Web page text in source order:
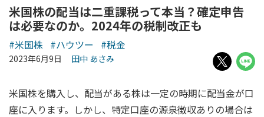
米国株の配当は二重課税って本当？確定申告
は必要なのか。2024年の税制改正も
#米国株 #ハウツー #税金
2023年6月9日 田中 あさみ
米国株を購入し、配当がある株は一定の時期に配当金が口
座に入ります。しかし、特定口座の源泉徴収ありの場合は